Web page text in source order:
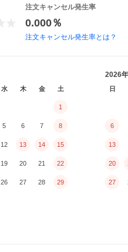
注文キャンセル発生率
0.000％
注文キャンセル発生率とは？
水 木 金 土
1
5 6 7 8
12 13 14 15
19 20 21 22
26 27 28 29
2026
日
6
13
20
27